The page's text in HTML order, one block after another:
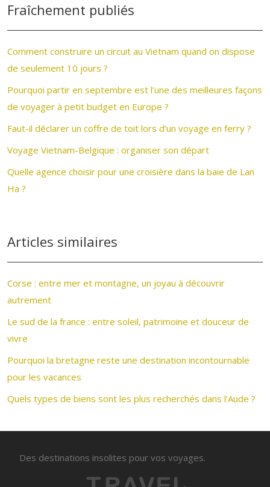
Fraîchement publiés
Comment construire un circuit au Vietnam quand on dispose
de seulement 10 jours ?
Pourquoi partir en septembre est l’une des meilleures façons
de voyager à petit budget en Europe ?
Faut-il déclarer un coffre de toit lors d’un voyage en ferry ?
Voyage Vietnam-Belgique : organiser son départ
Quelle agence choisir pour une croisière dans la baie de Lan
Ha ?
Articles similaires
Corse : entre mer et montagne, un joyau à découvrir
autrement
Le sud de la france : entre soleil, patrimoine et douceur de
vivre
Pourquoi la bretagne reste une destination incontournable
pour les vacances
Quels types de biens sont les plus recherchés dans l’Aude ?
Des destinations insolites pour vos voyages.